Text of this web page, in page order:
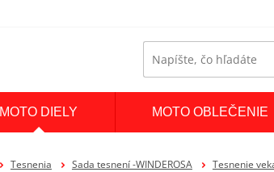
MOTO DIELY MOTO OBLEČENIE
Tesnenia Sada tesnení -WINDEROSA Tesnenie